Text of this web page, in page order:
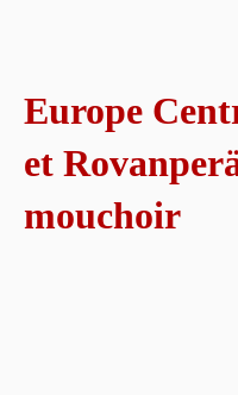
Europe
et
mouchoir